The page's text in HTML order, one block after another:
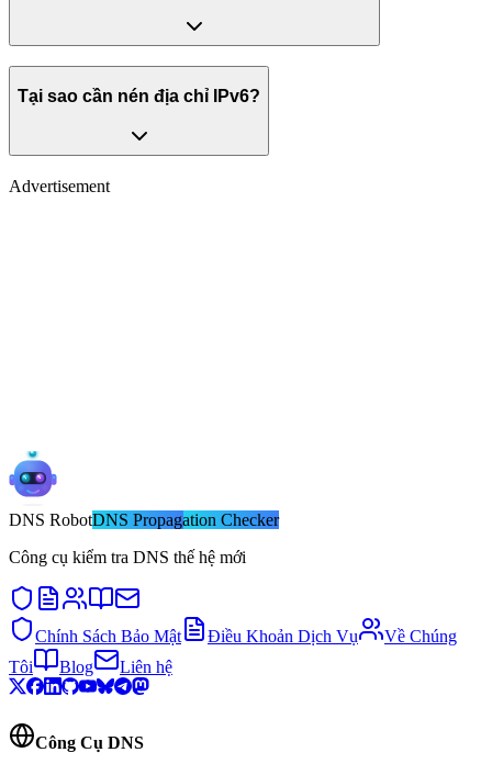
Tại sao cần nén địa chỉ IPv6?
Advertisement
DNS RobotDNS Propagation Checker
Công cụ kiểm tra DNS thế hệ mới
Chính Sách Bảo Mật Điều Khoản Dịch Vụ
Về Chúng
Tôi
Blog Liên hệ
Công Cụ DNS